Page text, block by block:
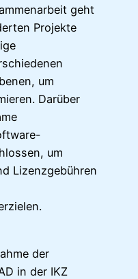
geht
Projekte
um
Darüber
um
Lizenzgebühren
der
in der IKZ